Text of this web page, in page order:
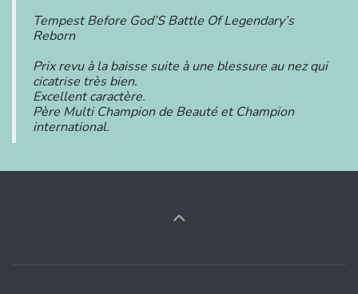
Tempest Before God’S Battle Of Legendary’s
Reborn
Prix revu à la baisse suite à une blessure au nez qui
cicatrise très bien.
Excellent caractère.
Père Multi Champion de Beauté et Champion
international.